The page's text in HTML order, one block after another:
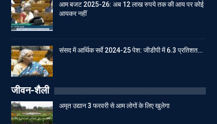
आम बजट 2025-26: अब 12 लाख रुपये तक की आय पर कोई
आयकर नहीं
संसद में आर्थिक सर्वे 2024-25 पेश: जीडीपी में 6.3 प्रतिशत…
जीवन-शैली
अमृत उद्यान 3 फरवरी से आम लोगों के लिए खुलेगा